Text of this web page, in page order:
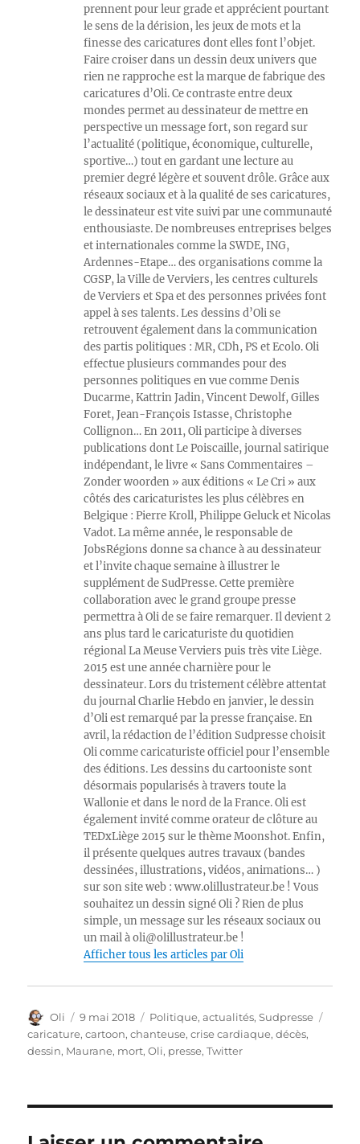
prennent pour leur grade et apprécient pourtant
le sens de la dérision, les jeux de mots et la
finesse des caricatures dont elles font l’objet.
Faire croiser dans un dessin deux univers que
rien ne rapproche est la marque de fabrique des
caricatures d’Oli. Ce contraste entre deux
mondes permet au dessinateur de mettre en
perspective un message fort, son regard sur
l’actualité (politique, économique, culturelle,
sportive…) tout en gardant une lecture au
premier degré légère et souvent drôle. Grâce aux
réseaux sociaux et à la qualité de ses caricatures,
le dessinateur est vite suivi par une communauté
enthousiaste. De nombreuses entreprises belges
et internationales comme la SWDE, ING,
Ardennes-Etape… des organisations comme la
CGSP, la Ville de Verviers, les centres culturels
de Verviers et Spa et des personnes privées font
appel à ses talents. Les dessins d’Oli se
retrouvent également dans la communication
des partis politiques : MR, CDh, PS et Ecolo. Oli
effectue plusieurs commandes pour des
personnes politiques en vue comme Denis
Ducarme, Kattrin Jadin, Vincent Dewolf, Gilles
Foret, Jean-François Istasse, Christophe
Collignon… En 2011, Oli participe à diverses
publications dont Le Poiscaille, journal satirique
indépendant, le livre « Sans Commentaires –
Zonder woorden » aux éditions « Le Cri » aux
côtés des caricaturistes les plus célèbres en
Belgique : Pierre Kroll, Philippe Geluck et Nicolas
Vadot. La même année, le responsable de
JobsRégions donne sa chance à au dessinateur
et l’invite chaque semaine à illustrer le
supplément de SudPresse. Cette première
collaboration avec le grand groupe presse
permettra à Oli de se faire remarquer. Il devient 2
ans plus tard le caricaturiste du quotidien
régional La Meuse Verviers puis très vite Liège.
2015 est une année charnière pour le
dessinateur. Lors du tristement célèbre attentat
du journal Charlie Hebdo en janvier, le dessin
d’Oli est remarqué par la presse française. En
avril, la rédaction de l’édition Sudpresse choisit
Oli comme caricaturiste officiel pour l’ensemble
des éditions. Les dessins du cartooniste sont
désormais popularisés à travers toute la
Wallonie et dans le nord de la France. Oli est
également invité comme orateur de clôture au
TEDxLiège 2015 sur le thème Moonshot. Enfin,
il présente quelques autres travaux (bandes
dessinées, illustrations, vidéos, animations… )
sur son site web : www.olillustrateur.be ! Vous
souhaitez un dessin signé Oli ? Rien de plus
simple, un message sur les réseaux sociaux ou
un mail à oli@olillustrateur.be !
Afficher tous les articles par Oli
Auteur
Oli
Publié
le
9 mai 2018 Catégories
Politique, actualités,Sudpresse
caricature,cartoon,chanteuse,crise cardiaque,décès,
dessin, Maurane, mort,Oli, presse,Twitter